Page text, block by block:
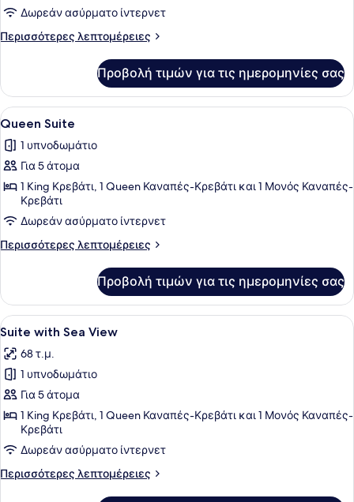
Δωρεάν ασύρματο ίντερνετ
Περισσότερες λεπτομέρειες
Περισσότερες
Suite
Προβολή τιμών για τις ημερομηνίες σας
Προβολή
όλων
των
φωτογραφιών
για
Queen
Suite
Queen Suite | 1 υπνοδωμάτιο,
6
Queen Suite
1 υπνοδωμάτιο
Για 5 άτομα
1 King Κρεβάτι, 1 Queen Καναπές-Κρεβάτι και 1 Μονός Καναπές-
Κρεβάτι
Δωρεάν ασύρματο ίντερνετ
Περισσότερες λεπτομέρειες
Περισσότερες
Suite
Προβολή τιμών για τις ημερομηνίες σας
Προβολή
όλων
των
φωτογραφιών
για
Suite
with
Sea
View
1 υπνοδωμάτιο, υποαλλεργικά
8
Suite with Sea View
68 τ.μ.
1 υπνοδωμάτιο
Για 5 άτομα
1 King Κρεβάτι, 1 Queen Καναπές-Κρεβάτι και 1 Μονός Καναπές-
Κρεβάτι
Δωρεάν ασύρματο ίντερνετ
Περισσότερες λεπτομέρειες
Περισσότερες